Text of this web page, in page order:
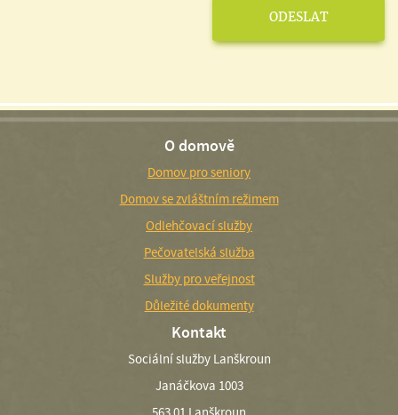
O domově
Domov pro seniory
Domov se zvláštním režimem
Odlehčovací služby
Pečovatelská služba
Služby pro veřejnost
Důležité dokumenty
Kontakt
Sociální služby Lanškroun
Janáčkova 1003